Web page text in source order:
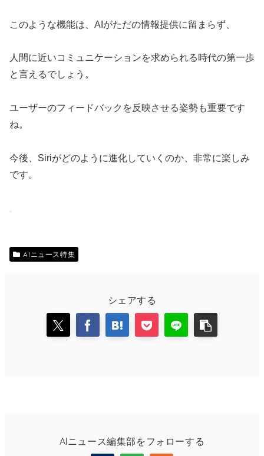
このような機能は、AIがただの情報提供に留まらず、
人間に近いコミュニケーションを求められる時代の第一歩
と言えるでしょう。
ユーザーのフィードバックを反映させる姿勢も重要です
ね。
今後、Siriがどのように進化していくのか、非常に楽しみ
です。
AIニュース特集
シェアする
AIニュース編集部をフォローする